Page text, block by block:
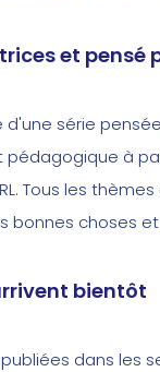
et pensé
série
à
Tous les
bonnes choses
bientôt
dans les